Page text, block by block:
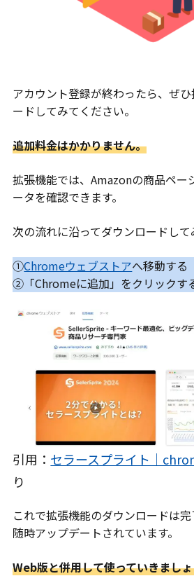
アカウント登録が終わったら、ぜ
ードしてみてください。
追加料金はかかりません。
拡張機能では、Amazonの商品ペー
ータを確認できます。
次の流れに沿ってダウンロードして
①Chromeウェブストアへ移動する
②「Chromeに追加」をクリックす
引用： セラースプライト｜
り
これで拡張機能のダウンロードは
随時アップデートされています。
Web版と併用して使っていきまし